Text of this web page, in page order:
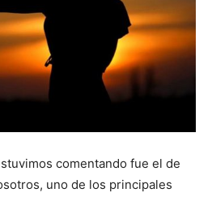
comentando fue el de
uno de los principales